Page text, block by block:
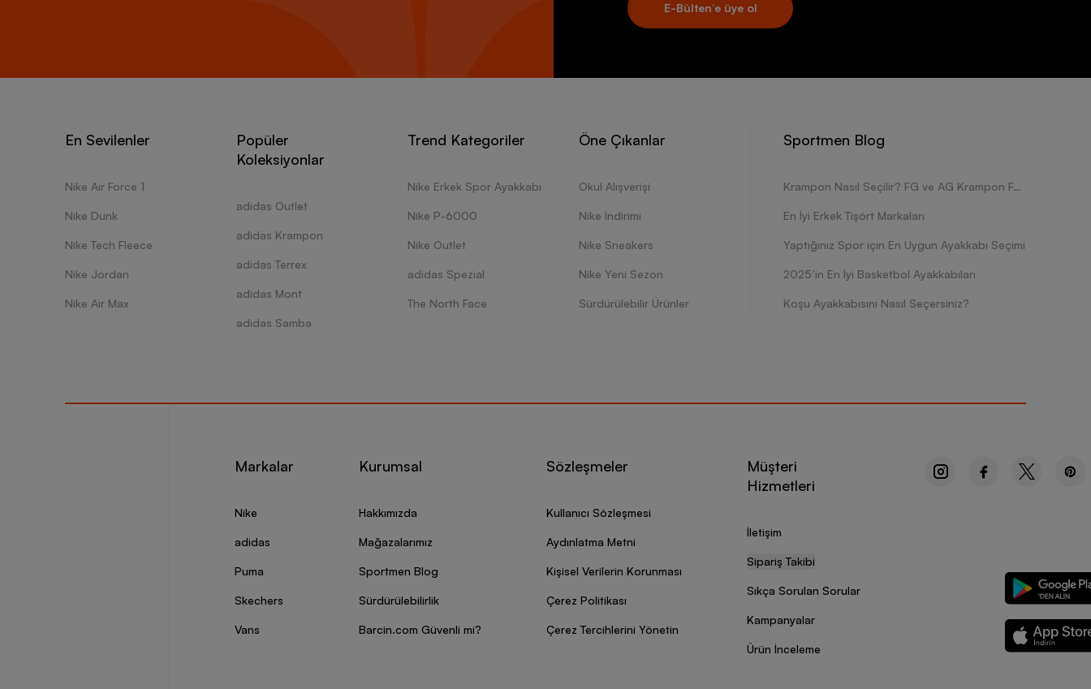
E-Bülten’e üye ol
En Sevilenler
Nike Air Force 1
Nike Dunk
Nike Tech Fleece
Nike Jordan
Nike Air Max
Popüler
Koleksiyonlar
adidas Outlet
adidas Krampon
adidas Terrex
adidas Mont
adidas Samba
Trend Kategoriler
Nike Erkek Spor Ayakkabı
Nike P-6000
Nike Outlet
adidas Spezial
The North Face
Öne Çıkanlar
Okul Alışverişi
Nike İndirimi
Nike Sneakers
Nike Yeni Sezon
Sürdürülebilir Ürünler
Sportmen Blog
Krampon Nasıl Seçilir? FG ve AG Krampon Farkları Nelerdir?
En İyi Erkek Tişört Markaları
Yaptığınız Spor için En Uygun Ayakkabı Seçimi
2025’in En İyi Basketbol Ayakkabıları
Koşu Ayakkabısını Nasıl Seçersiniz?
Markalar
Nike
adidas
Puma
Skechers
Vans
Kurumsal
Hakkımızda
Mağazalarımız
Sportmen Blog
Sürdürülebilirlik
Barcin.com Güvenli mi?
Sözleşmeler
Kullanıcı Sözleşmesi
Aydınlatma Metni
Kişisel Verilerin Korunması
Çerez Politikası
Çerez Tercihlerini Yönetin
Müşteri
Hizmetleri
İletişim
Sipariş Takibi
Sıkça Sorulan Sorular
Kampanyalar
Ürün İnceleme